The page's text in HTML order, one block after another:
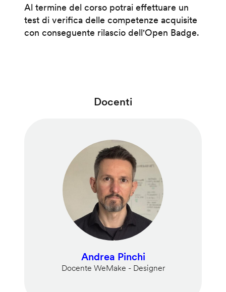
Al termine del corso potrai effettuare un
test di verifica delle competenze acquisite
con conseguente rilascio dell'Open Badge.
Docenti
Andrea Pinchi
Docente WeMake - Designer